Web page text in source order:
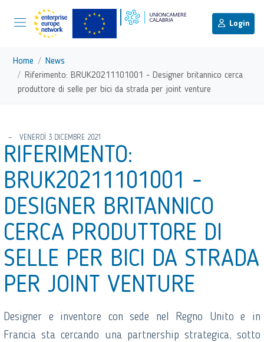
Vai ai contenuti
Login
torna al menu di scelta rapida
Menu di navigazione principale
Home
News
Riferimento: BRUK20211101001 - Designer britannico cerca
produttore di selle per bici da strada per joint venture
VENERDÌ 3 DICEMBRE 2021
RIFERIMENTO:
BRUK20211101001 -
DESIGNER BRITANNICO
CERCA PRODUTTORE DI
SELLE PER BICI DA STRADA
PER JOINT VENTURE
Designer e inventore con sede nel Regno Unito e in
Francia sta cercando una partnership strategica, sotto